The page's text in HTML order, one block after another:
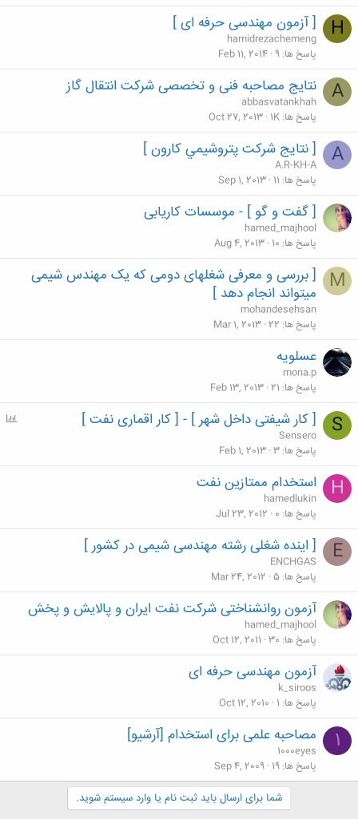
H [ آزمون مهندسی حرفه ای ]
hamidrezachemeng
پاسخ ها 9
Feb 11, 2014
A نتایج مصاحبه فنی و تخصصی شرکت انتقال گاز
abbasvatankhah
پاسخ ها 1K
Oct 27, 2013
A [ نتايج شركت پتروشيمي كارون ]
A.R-KH-A
پاسخ ها 11
Sep 1, 2013
[ گفت و گو ] - موسسات کاریابی
hamed_majhool
پاسخ ها 10
Aug 4, 2013
M
[ بررسی و معرفی شغلهای دومی که یک مهندس شیمی
میتواند انجام دهد ]
mohandesehsan
پاسخ ها 22
Mar 1, 2013
عسلويه
mona.p
پاسخ ها 21
Feb 13, 2013
S
P
[ کار شیفتی داخل شهر ] - [ کار اقماری نفت ]
Sensero
پاسخ ها 3
Feb 1, 2013
H استخدام ممتازین نفت
hamedlukin
پاسخ ها 0
Jul 23, 2012
E [ اینده شغلی رشته مهندسی شیمی در کشور ]
ENCHGAS
پاسخ ها 5
Mar 24, 2012
آزمون روانشناختی شرکت نفت ایران و پالایش و پخش
hamed_majhool
پاسخ ها 30
Oct 12, 2011
آزمون مهندسی حرفه ای
k_siroos
پاسخ ها 1
Oct 12, 2010
1 مصاحبه علمی برای استخدام [آرشیو]
1000eyes
پاسخ ها 19
Sep 4, 2009
شما برای ارسال باید ثبت نام یا وارد سیستم شوید.